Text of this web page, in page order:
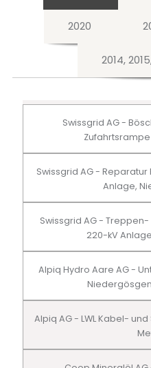
2020
2014,
Swissgrid AG -
Swissgrid AG -
Anlage,
Swissgrid AG -
220-kV
Alpiq Hydro Aare AG -
Alpiq AG - LWL Kabel-